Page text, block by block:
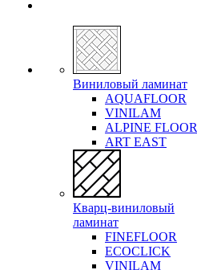
Виниловый ламинат
AQUAFLOOR
VINILAM
ALPINE FLOOR
ART EAST
Кварц-виниловый
ламинат
FINEFLOOR
ECOCLICK
VINILAM